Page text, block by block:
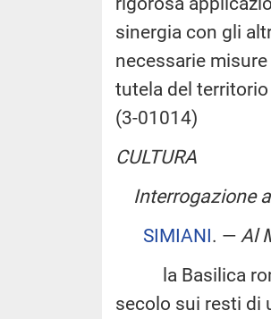
sinergia con gli
necessarie
tutela del
(3-01014)
CULTURA
Interrogazione
SIMIANI. — Al
la Basilica
secolo sui resti di